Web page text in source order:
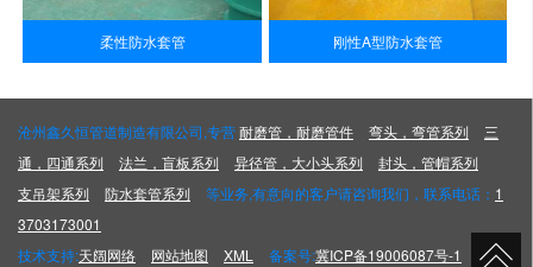
柔性防水套管 刚性A型防水套管
沧州鑫久恒管道制造有限公司,专营耐磨管，耐磨管件 弯头，弯管系列
三
通，四通系列
法兰，盲板系列 异径管，大小头系列
封头，管帽系列
支吊架系列
防水套管系列 等业务,有意向的客户请咨询我们，联系电话： 1
3703173001
技术支持:天阔网络 网站地图 XML 备案号:冀ICP备19006087号-1